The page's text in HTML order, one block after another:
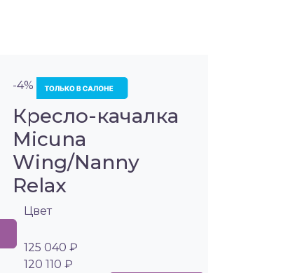
-4%
Кресло-качалка
Micuna
Wing/Nanny
Relax
Цвет
125 040 ₽
120 110 ₽